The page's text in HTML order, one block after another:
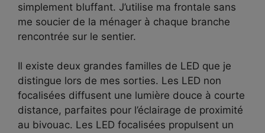
simplement bluffant. J’utilise ma frontale sans
me soucier de la ménager à chaque branche
rencontrée sur le sentier.
Il existe deux grandes familles de LED que je
distingue lors de mes sorties. Les LED non
focalisées diffusent une lumière douce à courte
distance, parfaites pour l’éclairage de proximité
au bivouac. Les LED focalisées propulsent un